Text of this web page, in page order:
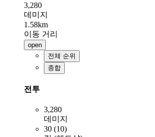
3,280
데미지
1.58km
이동 거리
open
전체 순위
종합
전투
3,280
데미지
30 (10)